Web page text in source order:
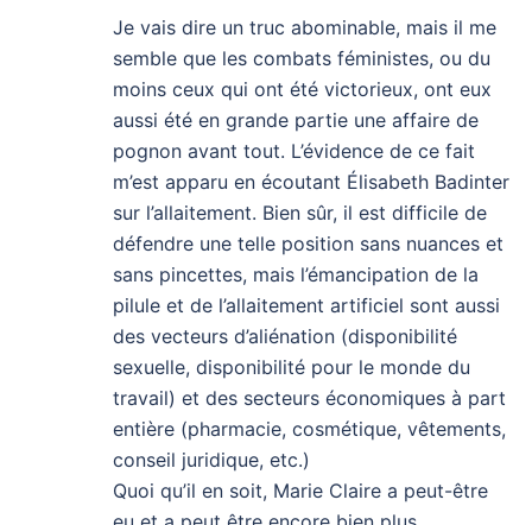
Je vais dire un truc abominable, mais il me
semble que les combats féministes, ou du
moins ceux qui ont été victorieux, ont eux
aussi été en grande partie une affaire de
pognon avant tout. L’évidence de ce fait
m’est apparu en écoutant Élisabeth Badinter
sur l’allaitement. Bien sûr, il est difficile de
défendre une telle position sans nuances et
sans pincettes, mais l’émancipation de la
pilule et de l’allaitement artificiel sont aussi
des vecteurs d’aliénation (disponibilité
sexuelle, disponibilité pour le monde du
travail) et des secteurs économiques à part
entière (pharmacie, cosmétique, vêtements,
conseil juridique, etc.)
Quoi qu’il en soit, Marie Claire a peut-être